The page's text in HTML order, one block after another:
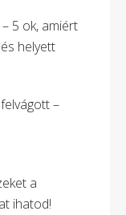
5 ok, amiért
helyett
–
a
ihatod!